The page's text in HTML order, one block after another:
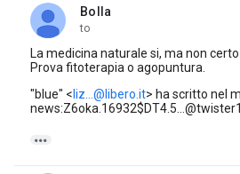
Bolla
unread,
to
La medicina naturale si, ma non
Prova fitoterapia o agopuntura.
"blue" < liz...@libero.it> ha scritto nel
